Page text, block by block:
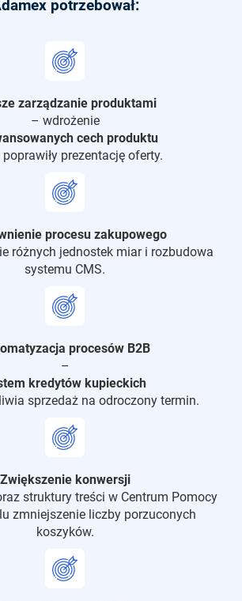
potrzebował:
zarządzanie produktami
– wdrożenie
cech produktu
poprawiły prezentację oferty.
procesu zakupowego
różnych jednostek miar i rozbudowa
systemu CMS.
procesów B2B
–
kredytów kupieckich
sprzedaż na odroczony termin.
Zwiększenie konwersji
struktury treści w Centrum Pomocy
zmniejszenie liczby porzuconych
koszyków.